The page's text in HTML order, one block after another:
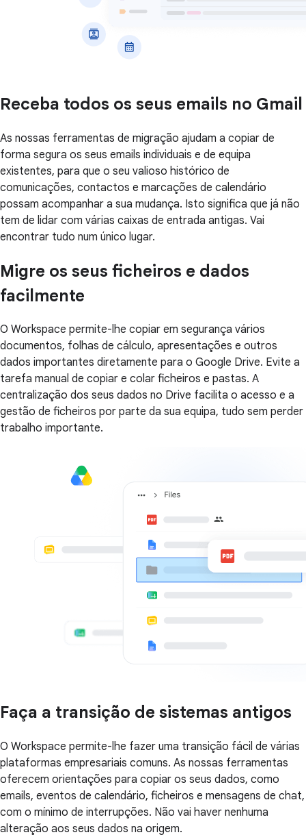
Receba todos os seus emails no Gmail
As nossas ferramentas de migração ajudam a copiar de
forma segura os seus emails individuais e de equipa
existentes, para que o seu valioso histórico de
comunicações, contactos e marcações de calendário
possam acompanhar a sua mudança. Isto significa que já não
tem de lidar com várias caixas de entrada antigas. Vai
encontrar tudo num único lugar.
Migre os seus ficheiros e dados
facilmente
O Workspace permite-lhe copiar em segurança vários
documentos, folhas de cálculo, apresentações e outros
dados importantes diretamente para o Google Drive. Evite a
tarefa manual de copiar e colar ficheiros e pastas. A
centralização dos seus dados no Drive facilita o acesso e a
gestão de ficheiros por parte da sua equipa, tudo sem perder
trabalho importante.
Faça a transição de sistemas antigos
O Workspace permite-lhe fazer uma transição fácil de várias
plataformas empresariais comuns. As nossas ferramentas
oferecem orientações para copiar os seus dados, como
emails, eventos de calendário, ficheiros e mensagens de chat,
com o mínimo de interrupções. Não vai haver nenhuma
alteração aos seus dados na origem.